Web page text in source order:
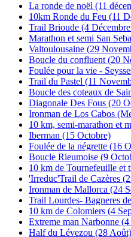
La ronde de noël (11
10km Ronde du Feu (11
Trail Brioude (4
Marathon et semi San
Valtoulousaine (29
Boucle du confluent (20
Foulée pour la vie -
Trail du Pastel (11
Boucle des coteaux de
Diagonale Des Fous (20
Ironman de Los Cabos
10 km, semi-marathon et
Iberman (15 Octobre)
Foulée de la négrette (16
Boucle Rieumoise (9
10 km de Tournefeuille et
'Irreduc'Trail de Cazères
Ironman de Mallorca (24
Trail Lourdes- Bagneres
10 km de Colomiers (4
Extreme man Narbonne (4
Half du Lévezou (28 Août)